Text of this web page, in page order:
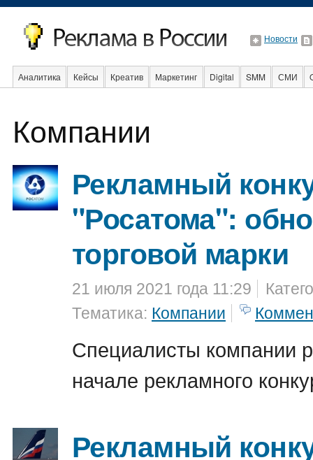
Новости
Аналитика Кейсы Креатив Маркетинг Digital SMM СМИ
Образование
Компании
Рекламный
"Росатома":
торговой марки
21 июля 2021 года 11:29
Тематика: Компании
Специалисты компании
начале рекламного
Рекламный